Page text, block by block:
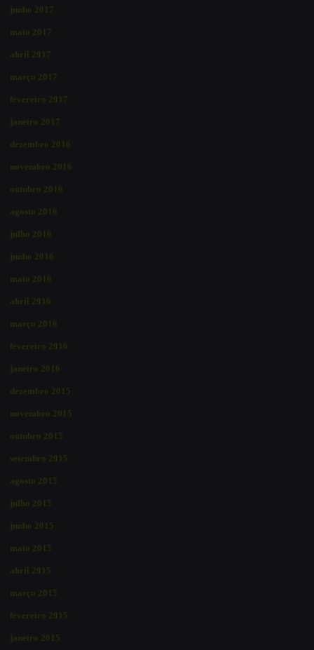
junho 2017
maio 2017
abril 2017
março 2017
fevereiro 2017
janeiro 2017
dezembro 2016
novembro 2016
outubro 2016
agosto 2016
julho 2016
junho 2016
maio 2016
abril 2016
março 2016
fevereiro 2016
janeiro 2016
dezembro 2015
novembro 2015
outubro 2015
setembro 2015
agosto 2015
julho 2015
junho 2015
maio 2015
abril 2015
março 2015
fevereiro 2015
janeiro 2015